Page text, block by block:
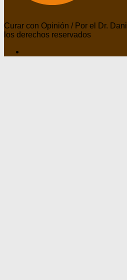
Curar con Opinión / Por el Dr.
los derechos reservados